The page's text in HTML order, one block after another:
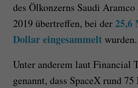
des Ölkonzerns Saudi Aramco
2019 übertreffen, bei der25,6
Dollar eingesammelt wurden.
Unter anderem laut Financial
genannt, dass SpaceX rund